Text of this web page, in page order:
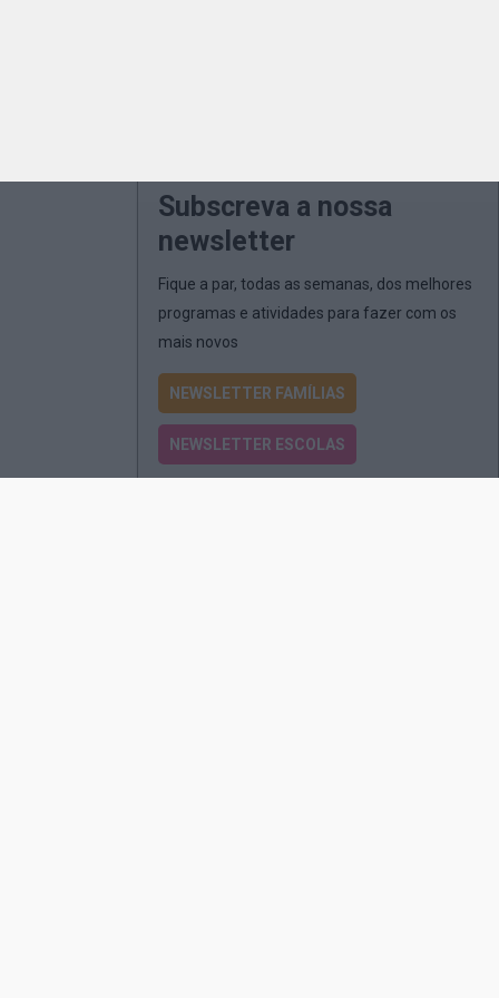
Subscreva a nossa
newsletter
Fique a par, todas as semanas, dos melhores
programas e atividades para fazer com os
mais novos
NEWSLETTER FAMÍLIAS
NEWSLETTER ESCOLAS